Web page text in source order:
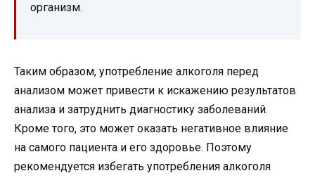
организм.
Таким образом, употребление алкоголя перед
анализом может привести к искажению результатов
анализа и затруднить диагностику заболеваний.
Кроме того, это может оказать негативное влияние
на самого пациента и его здоровье. Поэтому
рекомендуется избегать употребления алкоголя